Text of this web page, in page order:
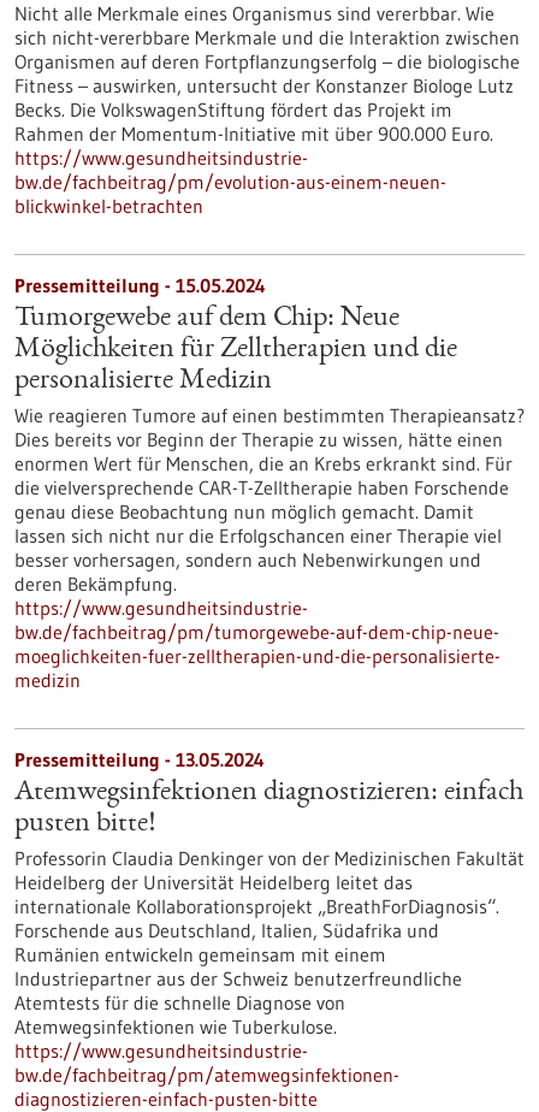
Nicht alle Merkmale eines Organismus sind vererbbar. Wie
sich nicht-vererbbare Merkmale und die Interaktion zwischen
Organismen auf deren Fortpflanzungserfolg – die biologische
Fitness – auswirken, untersucht der Konstanzer Biologe Lutz
Becks. Die VolkswagenStiftung fördert das Projekt im
Rahmen der Momentum-Initiative mit über 900.000 Euro.
https://www.gesundheitsindustrie-
bw.de/fachbeitrag/pm/evolution-aus-einem-neuen-
blickwinkel-betrachten
Pressemitteilung - 15.05.2024
Tumorgewebe auf dem Chip: Neue
Möglichkeiten für Zelltherapien und die
personalisierte Medizin
Wie reagieren Tumore auf einen bestimmten Therapieansatz?
Dies bereits vor Beginn der Therapie zu wissen, hätte einen
enormen Wert für Menschen, die an Krebs erkrankt sind. Für
die vielversprechende CAR-T-Zelltherapie haben Forschende
genau diese Beobachtung nun möglich gemacht. Damit
lassen sich nicht nur die Erfolgschancen einer Therapie viel
besser vorhersagen, sondern auch Nebenwirkungen und
deren Bekämpfung.
https://www.gesundheitsindustrie-
bw.de/fachbeitrag/pm/tumorgewebe-auf-dem-chip-neue-
moeglichkeiten-fuer-zelltherapien-und-die-personalisierte-
medizin
Pressemitteilung - 13.05.2024
Atemwegsinfektionen diagnostizieren: einfach
pusten bitte!
Professorin Claudia Denkinger von der Medizinischen Fakultät
Heidelberg der Universität Heidelberg leitet das
internationale Kollaborationsprojekt „BreathForDiagnosis“.
Forschende aus Deutschland, Italien, Südafrika und
Rumänien entwickeln gemeinsam mit einem
Industriepartner aus der Schweiz benutzerfreundliche
Atemtests für die schnelle Diagnose von
Atemwegsinfektionen wie Tuberkulose.
https://www.gesundheitsindustrie-
bw.de/fachbeitrag/pm/atemwegsinfektionen-
diagnostizieren-einfach-pusten-bitte